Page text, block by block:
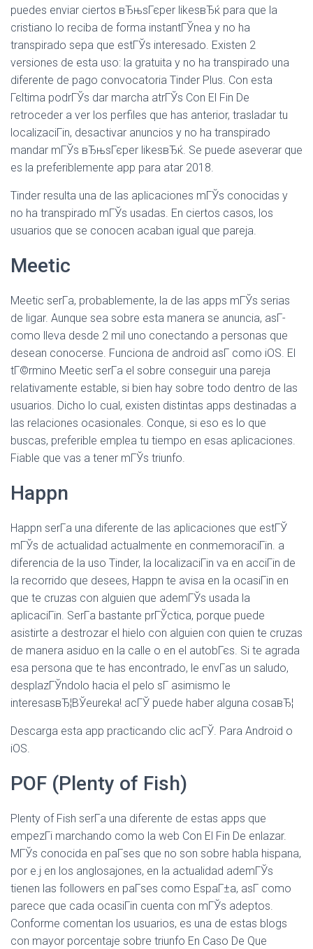
puedes enviar ciertos вЂњsГєper likesвЂќ para que la
cristiano lo reciba de forma instantГЎnea y no ha
transpirado sepa que estГЎs interesado. Existen 2
versiones de esta uso: la gratuita y no ha transpirado una
diferente de pago convocatoria Tinder Plus. Con esta
Гєltima podrГЎs dar marcha atrГЎs Con El Fin De
retroceder a ver los perfiles que has anterior, trasladar tu
localizaciГіn, desactivar anuncios y no ha transpirado
mandar mГЎs вЂњsГєper likesвЂќ. Se puede aseverar que
es la preferiblemente app para atar 2018.
Tinder resulta una de las aplicaciones mГЎs conocidas y
no ha transpirado mГЎs usadas. En ciertos casos, los
usuarios que se conocen acaban igual que pareja.
Meetic
Meetic serГ­a, probablemente, la de las apps mГЎs serias
de ligar. Aunque sea sobre esta manera se anuncia, asГ­
como lleva desde 2 mil uno conectando a personas que
desean conocerse. Funciona de android asГ­ como iOS. El
tГ©rmino Meetic serГ­a el sobre conseguir una pareja
relativamente estable, si bien hay sobre todo dentro de las
usuarios. Dicho lo cual, existen distintas apps destinadas a
las relaciones ocasionales. Conque, si eso es lo que
buscas, preferible emplea tu tiempo en esas aplicaciones.
Fiable que vas a tener mГЎs triunfo.
Happn
Happn serГ­a una diferente de las aplicaciones que estГЎ
mГЎs de actualidad actualmente en conmemoraciГіn. a
diferencia de la uso Tinder, la localizaciГіn va en acciГіn de
la recorrido que desees, Happn te avisa en la ocasiГіn en
que te cruzas con alguien que ademГЎs usada la
aplicaciГіn. SerГ­a bastante prГЎctica, porque puede
asistirte a destrozar el hielo con alguien con quien te cruzas
de manera asiduo en la calle o en el autobГєs. Si te agrada
esa persona que te has encontrado, le envГ­as un saludo,
desplazГЎndolo hacia el pelo sГ­ asimismo le
interesasвЂ¦ВЎeureka! acГЎ puede haber alguna cosaвЂ¦
Descarga esta app practicando clic acГЎ. Para Android o
iOS.
POF (Plenty of Fish)
Plenty of Fish serГ­a una diferente de estas apps que
empezГі marchando como la web Con El Fin De enlazar.
MГЎs conocida en paГ­ses que no son sobre habla hispana,
por e.j en los anglosajones, en la actualidad ademГЎs
tienen las followers en paГ­ses como EspaГ±a, asГ­ como
parece que cada ocasiГіn cuenta con mГЎs adeptos.
Conforme comentan los usuarios, es una de estas blogs
con mayor porcentaje sobre triunfo En Caso De Que